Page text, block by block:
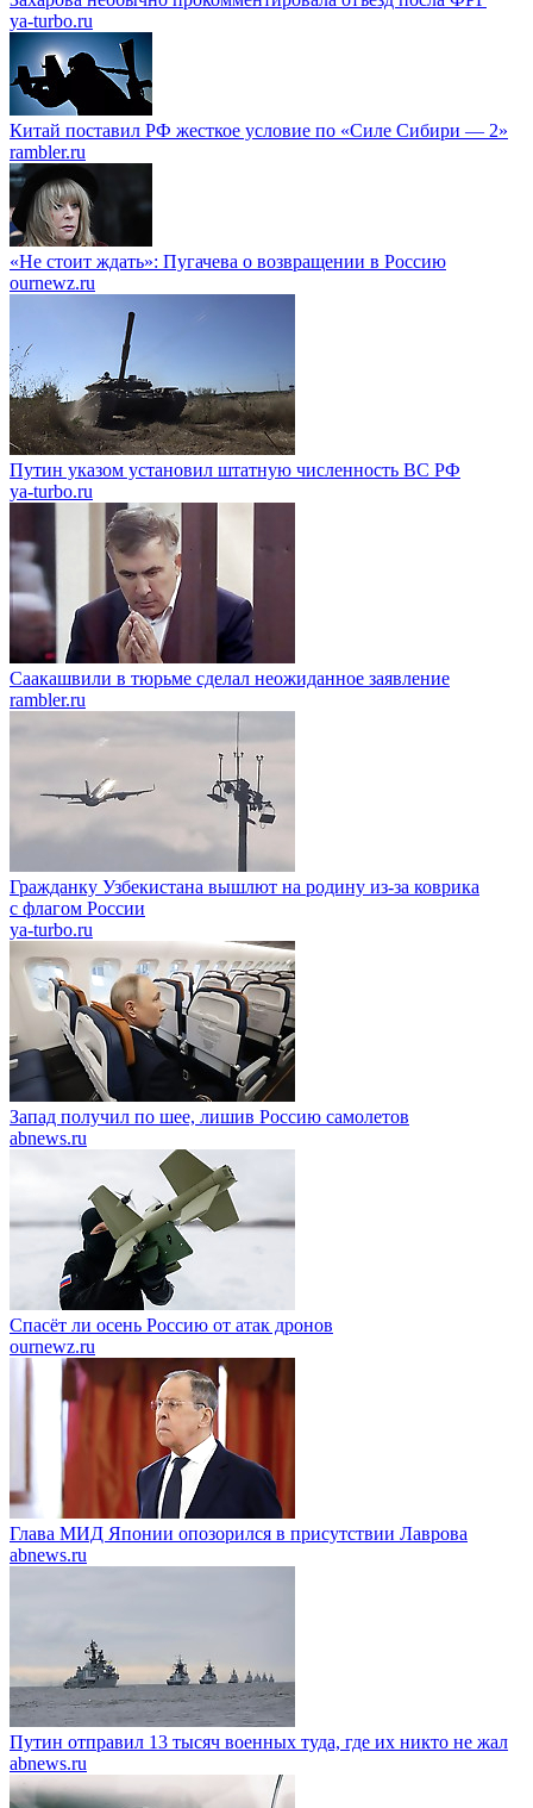
ya-turbo.ru
Китай поставил РФ жесткое условие по «Силе Сибири — 2»
rambler.ru
«Не стоит ждать»: Пугачева о возвращении в Россию
ournewz.ru
Путин указом установил штатную численность ВС РФ
ya-turbo.ru
Саакашвили в тюрьме сделал неожиданное заявление
rambler.ru
Гражданку Узбекистана вышлют на родину из-за коврика
с флагом России
ya-turbo.ru
Запад получил по шее, лишив Россию самолетов
abnews.ru
Спасёт ли осень Россию от атак дронов
ournewz.ru
Глава МИД Японии опозорился в присутствии Лаврова
abnews.ru
Путин отправил 13 тысяч военных туда, где их никто не жал
abnews.ru